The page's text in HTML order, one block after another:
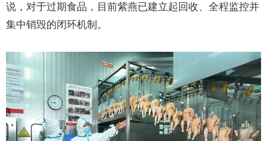
说，对于过期食品，目前紫燕已建立起回收、全程监控并
集中销毁的闭环机制。